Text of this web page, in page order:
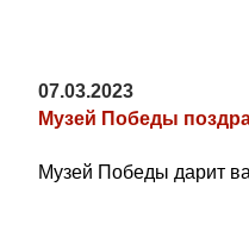
07.03.2023
Музей Победы
Музей Победы дарит